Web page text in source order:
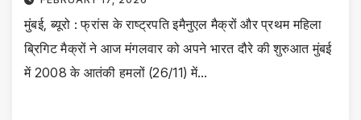
मुंबई, ब्यूरो : फ्रांस के राष्ट्रपति इमैनुएल मैक्रों और प्रथम महिला
ब्रिगिट मैक्रों ने आज मंगलवार को अपने भारत दौरे की शुरुआत मुंबई
में 2008 के आतंकी हमलों (26/11) में…